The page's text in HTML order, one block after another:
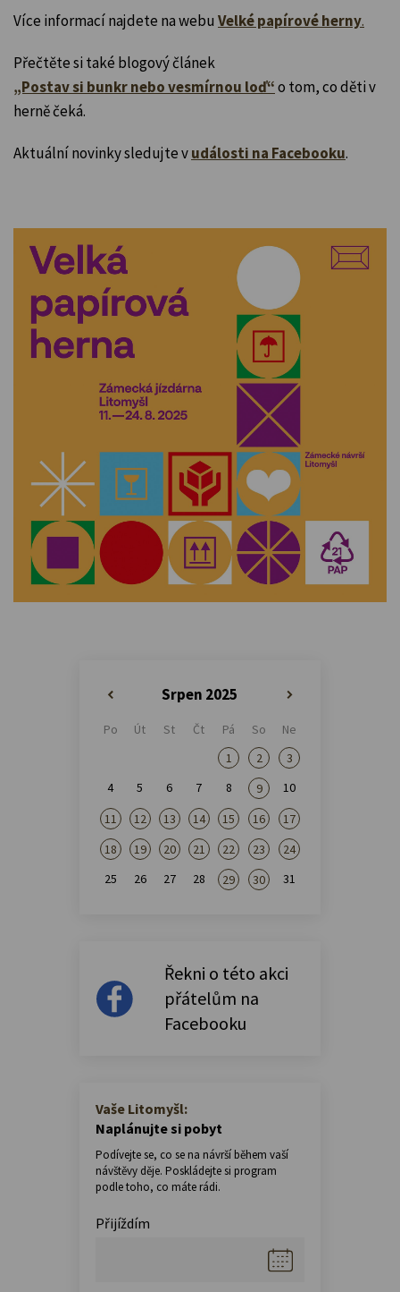
Více informací najdete na webu Velké papírové herny.
Přečtěte si také blogový článek
„Postav si bunkr nebo vesmírnou loď“o tom, co děti v
herně čeká.
Aktuální novinky sledujte vudálosti na Facebooku.
Srpen 2025
Po Út St Čt Pá So
Ne
1
2
3
4
5 6 7 8 9
10
11
12 13 14 15 16
17
18
19 20 21 22 23
24
25
26 27 28 29 30 31
Řekni o této akci
přátelům na
Facebooku
Vaše Litomyšl:
Naplánujte si pobyt
Podívejte se, co se na návrší během vaší
návštěvy děje. Poskládejte si program
podle toho, co máte rádi.
Přijíždím